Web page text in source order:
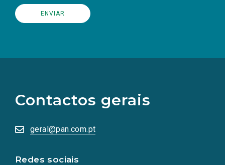
Contactos gerais
geral@pan.com.pt
Redes sociais
redes
sociais
numa
nova